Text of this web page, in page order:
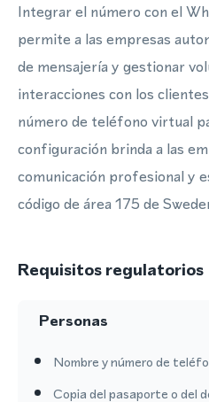
Integrar el número con el
permite a las empresas
de mensajería y gestionar
interacciones con los
número de teléfono virtual
configuración brinda a las
comunicación profesional y
código de área 175 de
Requisitos regulatorios
Personas
Nombre y número de
Copia del pasaporte o del